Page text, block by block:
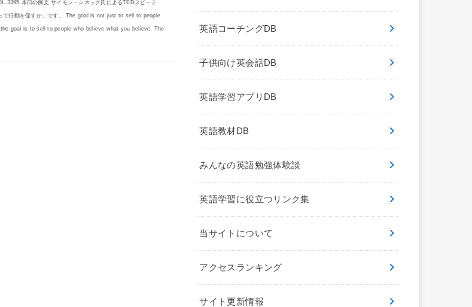
本日の例文 サイモン・シネック氏によるTEDスピーチ
て行動を促すか」です。 The goal is not just to sell to people
goal is to sell to people who believe what you believe. The
英語コーチングDB
子供向け英会話DB
英語学習アプリDB
英語教材DB
みんなの英語勉強体験談
英語学習に役立つリンク集
当サイトについて
アクセスランキング
サイト更新情報